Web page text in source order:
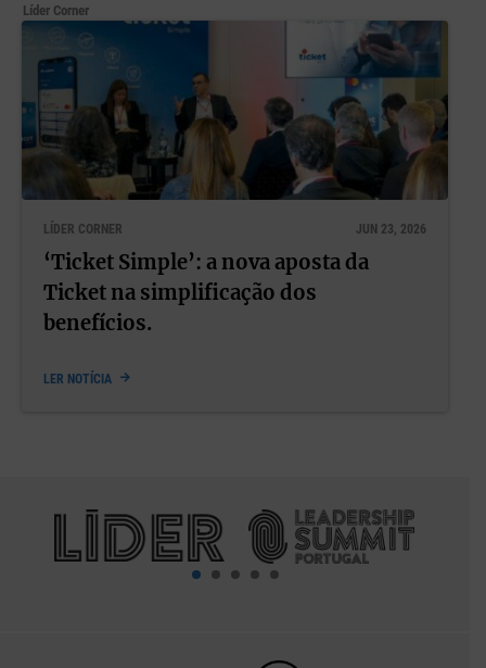
Líder Corner
LÍDER CORNER JUN 23, 2026
‘Ticket Simple’: a nova aposta da
Ticket na simplificação dos
benefícios.
LER NOTÍCIA